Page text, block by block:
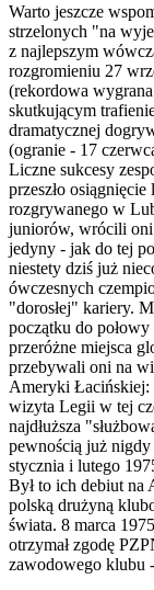
Warto jeszcze
strzelonych "na
z najlepszym
rozgromieniu 27
(rekordowa
skutkującym
dramatycznej
(ogranie - 17
Liczne sukcesy
przeszło
rozgrywanego w
juniorów, wrócili
jedyny - jak do tej
niestety dziś już
ówczesnych
"dorosłej" kariery.
początku do
przeróżne miejsca
przebywali oni na
Ameryki Łacińskiej:
wizyta Legii w tej
najdłuższa
pewnością już nigdy
stycznia i lutego
Był to ich debiut na
polską drużyną
świata. 8 marca
otrzymał zgodę
zawodowego klubu